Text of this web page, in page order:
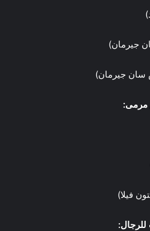
جيرمان)
سان جيرمان)
مرمى:
فيلا)
: